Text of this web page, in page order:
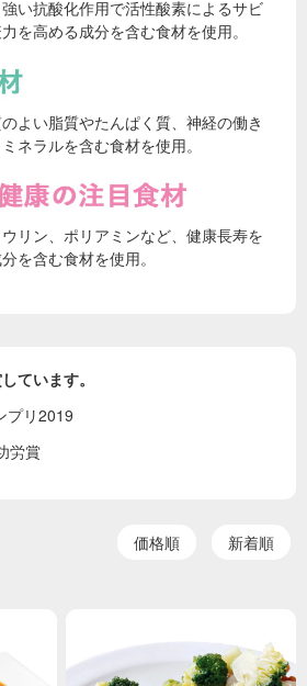
い抗酸化作用で活性酸素によるサビ
を高める成分を含む食材を使用。
よい脂質やたんぱく質、神経の働き
ネラルを含む食材を使用。
リン、ポリアミンなど、健康長寿を
を含む食材を使用。
ています。
プリ2019
労賞
価格順 新着順